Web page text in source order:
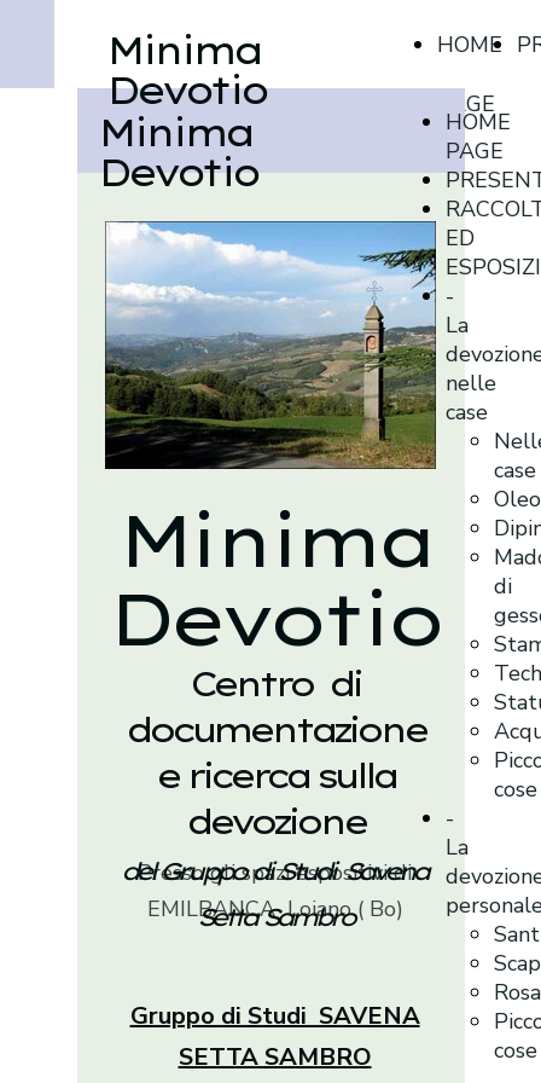
HOME
PAGE
Minima
Devotio
Minima
Devotio
HOME
PAGE
ED
-
La
nelle
case
case
di
cose
-
La
cose
Minima
Devotio
Centro di
documentazione
e ricerca sulla
devozione
del Gruppo di Studi Savena
Setta Sambro
Presso gli spazi espositivi di
EMILBANCA Loiano ( Bo)
Gruppo di Studi SAVENA
SETTA SAMBRO